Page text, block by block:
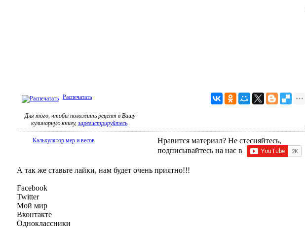
Распечатать
Для того, чтобы положить рецепт в Вашу
кулинарную книгу, зарегистрируйтесь.
Калькулятор мер и весов
Нравится материал? Не стесняйтесь,
подписывайтесь на нас в
А так же ставьте лайки, нам будет очень приятно!!!
Facebook
Twitter
Мой мир
Вконтакте
Одноклассники